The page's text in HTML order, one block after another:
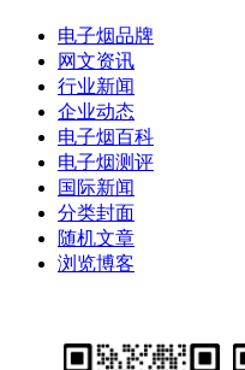
电子烟品牌
网文资讯
行业新闻
企业动态
电子烟百科
电子烟测评
国际新闻
分类封面
随机文章
浏览博客